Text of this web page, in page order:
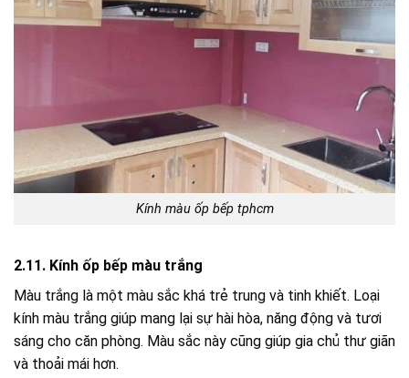
Kính màu ốp bếp tphcm
2.11. Kính ốp bếp màu trắng
Màu trắng là một màu sắc khá trẻ trung và tinh khiết. Loại
kính màu trắng giúp mang lại sự hài hòa, năng động và tươi
sáng cho căn phòng. Màu sắc này cũng giúp gia chủ thư giãn
và thoải mái hơn.